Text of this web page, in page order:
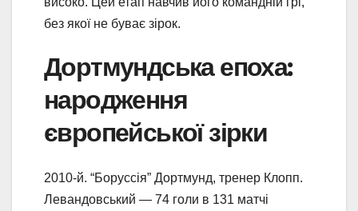
без якої не буває зірок.
Дортмундська епоха:
народження
європейської зірки
2010-й. “Боруссія” Дортмунд, тренер Клопп.
Левандовський — 74 голи в 131 матчі